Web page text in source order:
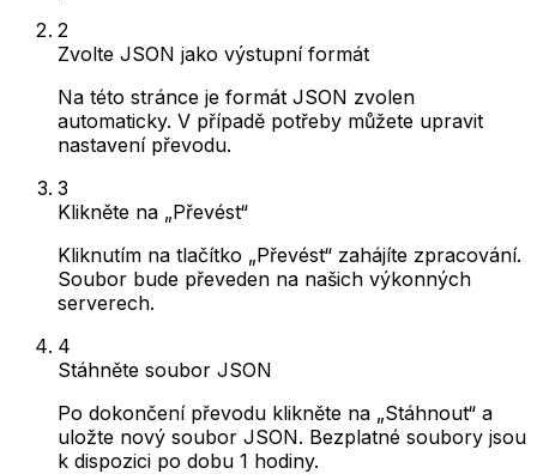
2
Zvolte JSON jako výstupní formát
Na této stránce je formát JSON zvolen
automaticky. V případě potřeby můžete upravit
nastavení převodu.
3
Klikněte na „Převést“
Kliknutím na tlačítko „Převést“ zahájíte zpracování.
Soubor bude převeden na našich výkonných
serverech.
4
Stáhněte soubor JSON
Po dokončení převodu klikněte na „Stáhnout“ a
uložte nový soubor JSON. Bezplatné soubory jsou
k dispozici po dobu 1 hodiny.